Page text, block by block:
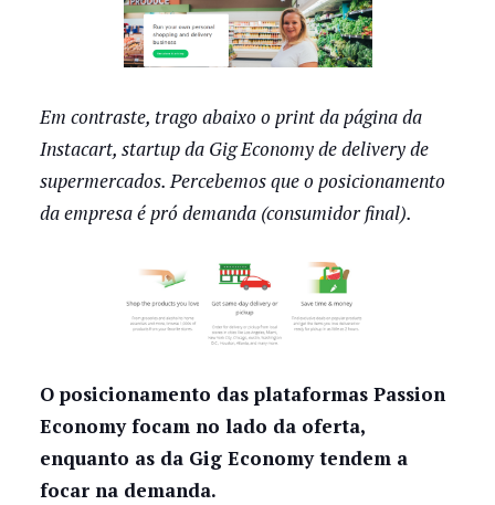
Em contraste, trago abaixo o print da página da
Instacart, startup da Gig Economy de delivery de
supermercados. Percebemos que o posicionamento
da empresa é pró demanda (consumidor final).
O posicionamento das plataformas Passion
Economy focam no lado da oferta,
enquanto as da Gig Economy tendem a
focar na demanda.